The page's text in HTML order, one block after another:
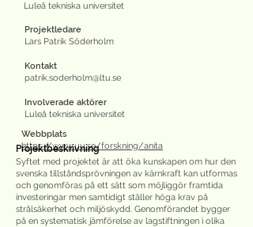
Luleå tekniska universitet
Projektledare
Lars Patrik Söderholm
Kontakt
patrik.soderholm@ltu.se
Involverade aktörer
Luleå tekniska universitet
Webbplats
https://www.uu.se/forskning/anita
Projektbeskrivning
Syftet med projektet är att öka kunskapen om hur den
svenska tillståndsprövningen av kärnkraft kan utformas
och genomföras på ett sätt som möjliggör framtida
investeringar men samtidigt ställer höga krav på
strålsäkerhet och miljöskydd. Genomförandet bygger
på en systematisk jämförelse av lagstiftningen i olika